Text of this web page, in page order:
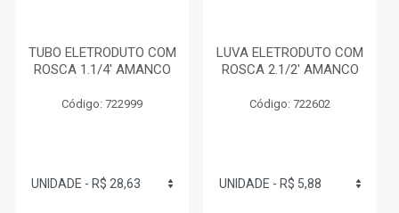
TUBO ELETRODUTO COM
ROSCA 1.1/4' AMANCO
Código: 722999
LUVA ELETRODUTO COM
ROSCA 2.1/2' AMANCO
Código: 722602